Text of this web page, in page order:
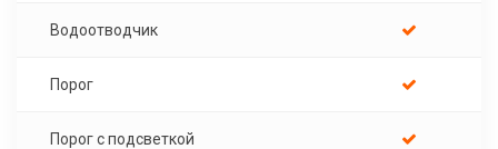
Водоотводчик
Порог
Порог с подсветкой